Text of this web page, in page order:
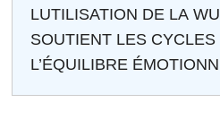
LUTILISATION DE LA
SOUTIENT LES
L’ÉQUILIBRE